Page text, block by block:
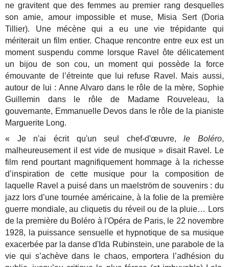
ne gravitent que des femmes au premier rang desquelles
son amie, amour impossible et muse, Misia Sert (Doria
Tillier). Une mécène qui a eu une vie trépidante qui
mériterait un film entier. Chaque rencontre entre eux est un
moment suspendu comme lorsque Ravel ôte délicatement
un bijou de son cou, un moment qui possède la force
émouvante de l’étreinte que lui refuse Ravel. Mais aussi,
autour de lui : Anne Alvaro dans le rôle de la mère, Sophie
Guillemin dans le rôle de Madame Rouveleau, la
gouvernante, Emmanuelle Devos dans le rôle de la pianiste
Marguerite Long.
« Je n'ai écrit qu'un seul chef-d'œuvre,le Boléro,
malheureusement il est vide de musique » disait Ravel. Le
film rend pourtant magnifiquement hommage à la richesse
d’inspiration de cette musique pour la composition de
laquelle Ravel a puisé dans un maelström de souvenirs : du
jazz lors d’une tournée américaine, à la folie de la première
guerre mondiale, au cliquetis du réveil ou de la pluie… Lors
de la première du Boléro à l'Opéra de Paris, le 22 novembre
1928, la puissance sensuelle et hypnotique de sa musique
exacerbée par la danse d'Ida Rubinstein, une parabole de la
vie qui s’achève dans le chaos, emportera l’adhésion du